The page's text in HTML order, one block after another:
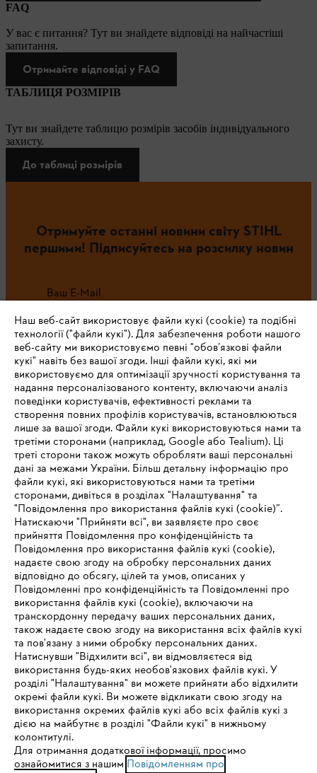
FAQ
У вас є питання? Тут ви знайдете відповіді на найчастіші
запитання.
Отримайте відповіді у FAQ
ТАБЛИЦЯ РОЗМІРІВ
Тут ви знайдете таблицю розмірів засобів індивідуального
захисту.
До таблиці розмірів
Отримуйте останні новини світу STIHL
першими! Підписуйтесь на розсилку новин
Ваш E-Mail
Зареєструватись зараз
#STIHL
Про компанію STIHL
Запитання та відповіді
Сервіс
Політика конфіденційності Вихідні дані Cookies
IHR BROWSER WIRD NICHT
UNTERSTÜTZT
Sie nutzen einen Browser, den wir noch nicht unterstützen. Für
eine optimale Nutzung unserer Seite empfehlen wir Ihnen, zu
einem der folgenden Browser zu wechseln:
Наш веб-сайт використовує файли кукі (cookie) та подібні
технології ("файли кукі"). Для забезпечення роботи нашого
веб-сайту ми використовуємо певні "обов’язкові файли
кукі" навіть без вашої згоди. Інші файли кукі, які ми
використовуємо для оптимізації зручності користування та
надання персоналізованого контенту, включаючи аналіз
поведінки користувачів, ефективності реклами та
створення повних профілів користувачів, встановлюються
лише за вашої згоди. Файли кукі використовуються нами та
третіми сторонами (наприклад, Google або Tealium). Ці
треті сторони також можуть обробляти ваші персональні
дані за межами України. Більш детальну інформацію про
файли кукі, які використовуються нами та третіми
сторонами, дивіться в розділах "Налаштування" та
"Повідомлення про використання файлів кукі (cookie)”.
Натискаючи "Прийняти всі", ви заявляєте про своє
прийняття Повідомлення про конфіденційність та
Повідомлення про використання файлів кукі (cookie),
надаєте свою згоду на обробку персональних даних
відповідно до обсягу, цілей та умов, описаних у
Повідомленні про конфіденційність та Повідомленні про
використання файлів кукі (cookie), включаючи на
транскордонну передачу ваших персональних даних,
також надаєте свою згоду на використання всіх файлів кукі
та пов'язану з ними обробку персональних даних.
Натиснувши "Відхилити всі", ви відмовляєтеся від
використання будь-яких необов'язкових файлів кукі. У
розділі "Налаштування" ви можете прийняти або відхилити
окремі файли кукі. Ви можете відкликати свою згоду на
використання окремих файлів кукі або всіх файлів кукі з
дією на майбутнє в розділі "Файли кукі" в нижньому
колонтитулі.
Для отримання додаткової інформації, просимо
ознайомитися з нашим Повідомленням про